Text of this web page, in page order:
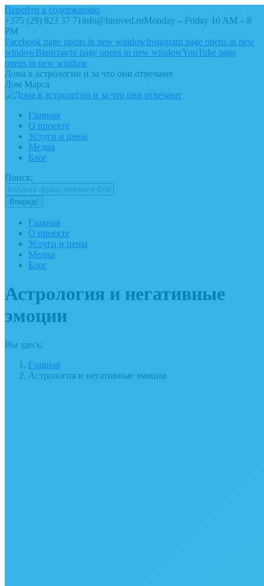
Перейти к содержанию
+375 (29) 823 37 71 info@hiroved.ruMonday – Friday 10 AM – 8
PM
Facebook page opens in new windowInstagram page opens in new
windowВконтакте page opens in new windowYouTube page
opens in new window
Дома в астрологии и за что они отвечают
Дом Марса
Главная
О проекте
Услуги и цены
Медиа
Блог
Поиск:
Главная
О проекте
Услуги и цены
Медиа
Блог
Астрология и негативные
эмоции
Вы здесь:
Главная
Астрология и негативные эмоции